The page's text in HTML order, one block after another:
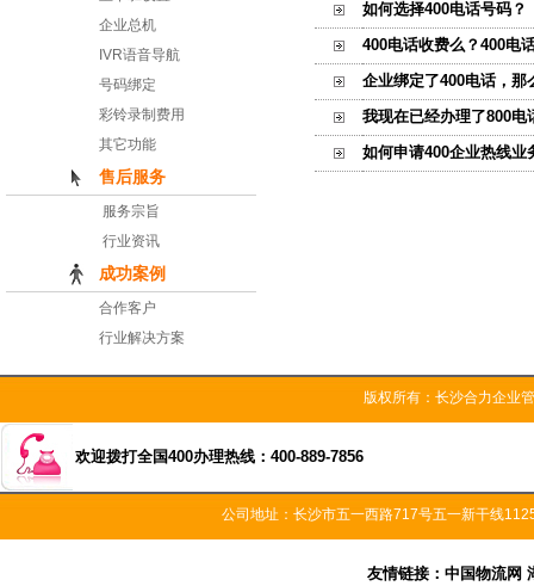
企业总机
IVR语音导航
号码绑定
彩铃录制费用
其它功能
售后服务
服务宗旨
行业资讯
成功案例
合作客户
行业解决方案
如何选择400电话号码？
400电话收费么？400电
企业绑定了400电话，那
我现在已经办理了800电
如何申请400企业热线业
版权所有：长沙合力
欢迎拨打全国400办理热线：400-889-7856
公司地址：长沙市五一西路717号五一新干
友情链接：中国物流网